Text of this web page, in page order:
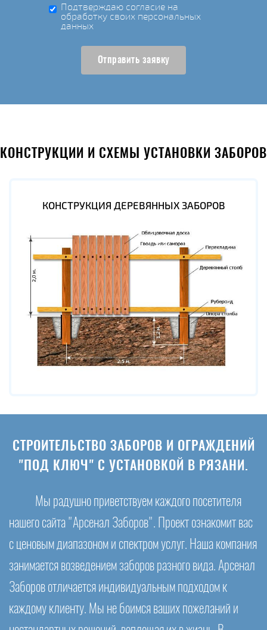
Подтверждаю согласие на
обработку своих персональных
данных
Отправить заявку
КОНСТРУКЦИИ И СХЕМЫ УСТАНОВКИ ЗАБОРОВ
КОНСТРУКЦИЯ ДЕРЕВЯННЫХ ЗАБОРОВ
СТРОИТЕЛЬСТВО ЗАБОРОВ И ОГРАЖДЕНИЙ
"ПОД КЛЮЧ" С УСТАНОВКОЙ В РЯЗАНИ.
Мы радушно приветствуем каждого посетителя
нашего сайта "Арсенал Заборов". Проект ознакомит вас
с ценовым диапазоном и спектром услуг. Наша компания
занимается возведением заборов разного вида. Арсенал
Заборов отличается индивидуальным подходом к
каждому клиенту. Мы не боимся ваших пожеланий и